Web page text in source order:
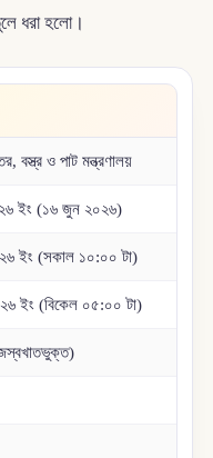
ধরা হলো।
বস্ত্র ও পাট মন্ত্রণালয়
ইং (১৬ জুন ২০২৬)
ইং (সকাল ১০:০০ টা)
ইং (বিকেল ০৫:০০ টা)